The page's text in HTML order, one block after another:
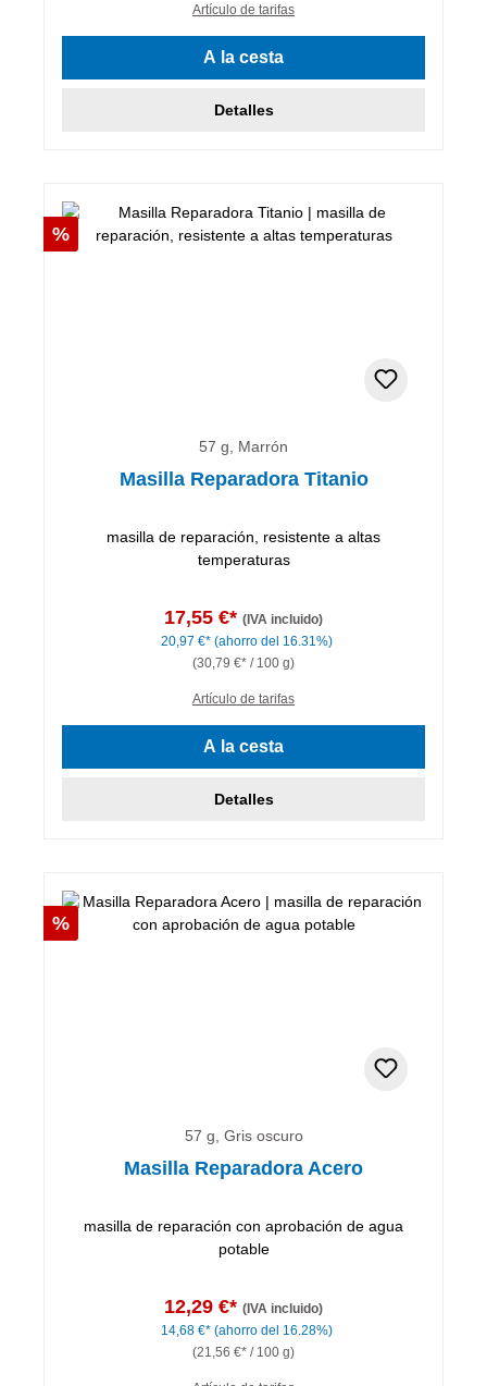
Artículo de tarifas
A la cesta
Detalles
Descuento
%
57 g, Marrón
Masilla Reparadora Titanio
masilla de reparación, resistente a altas
temperaturas
17,55 €* (IVA incluido)
20,97 €* (ahorro del 16.31%)
(30,79 €* / 100 g)
Artículo de tarifas
A la cesta
Detalles
Descuento
%
57 g, Gris oscuro
Masilla Reparadora Acero
masilla de reparación con aprobación de agua
potable
12,29 €* (IVA incluido)
14,68 €* (ahorro del 16.28%)
(21,56 €* / 100 g)